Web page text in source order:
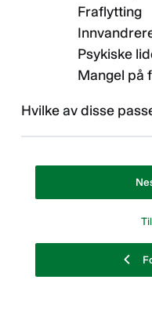
Fraflytting
Psykiske
Mangel på
Hvilke av disse